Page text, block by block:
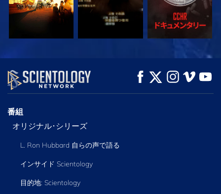
観る シリーズを探求
番組
オリジナル･シリーズ
L. Ron Hubbard 自らの声で語る
インサイド Scientology
目的地: Scientology